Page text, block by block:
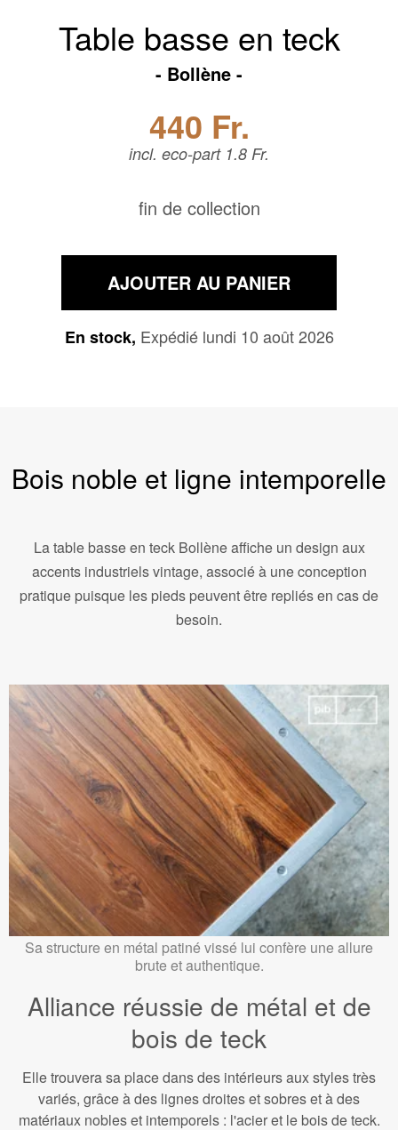
Table basse en teck
Bollène
440 Fr.
incl. eco-part 1.8 Fr.
fin de collection
AJOUTER AU PANIER
En stock, Expédié lundi 10 août 2026
Bois noble et ligne intemporelle
La table basse en teck Bollène affiche un design aux
accents industriels vintage, associé à une conception
pratique puisque les pieds peuvent être repliés en cas de
besoin.
Sa structure en métal patiné vissé lui confère une allure
brute et authentique.
Alliance réussie de métal et de
bois de teck
Elle trouvera sa place dans des intérieurs aux styles très
variés, grâce à des lignes droites et sobres et à des
matériaux nobles et intemporels : l'acier et le bois de teck.